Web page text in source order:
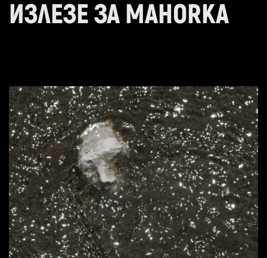
ИЗЛЕЗЕ ЗА MAHORKA